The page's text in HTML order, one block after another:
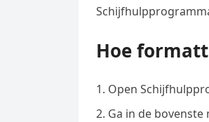
Hoe
Open
Ga in de bovenste